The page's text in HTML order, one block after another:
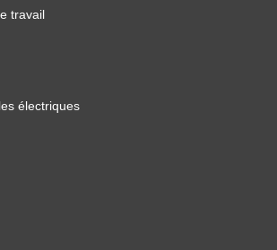
travail
électriques